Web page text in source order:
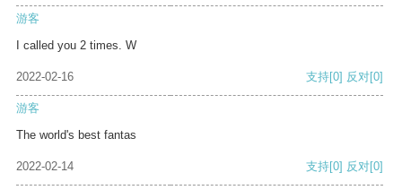
游客
I called you 2 times. W
2022-02-16 支持[0] 反对[0]
游客
The world's best fantas
2022-02-14 支持[0] 反对[0]